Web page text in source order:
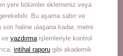
yeni bölümler eklemeniz veya
Bu aşama sabır ve
son haline ulaşana kadar, metni
veyazdırma işlemleriyle kontrol
intihal raporu gibi akademik